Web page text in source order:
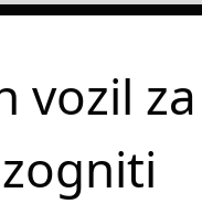
vozil za